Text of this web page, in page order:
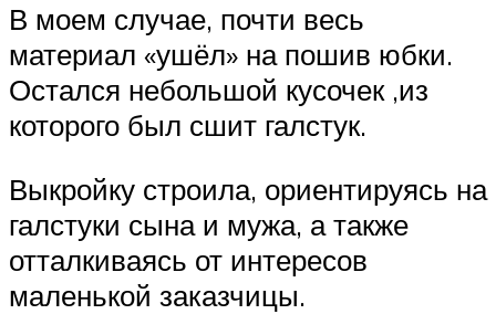
В моем случае, почти весь
материал «ушёл» на пошив юбки.
Остался небольшой кусочек ,из
которого был сшит галстук.
Выкройку строила, ориентируясь на
галстуки сына и мужа, а также
отталкиваясь от интересов
маленькой заказчицы.